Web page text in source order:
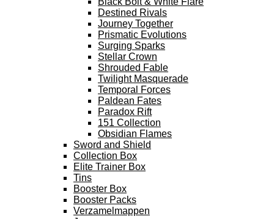
Destined Rivals
Journey Together
Prismatic Evolutions
Surging Sparks
Stellar Crown
Shrouded Fable
Twilight Masquerade
Temporal Forces
Paldean Fates
Paradox Rift
151 Collection
Obsidian Flames
Sword and Shield
Collection Box
Elite Trainer Box
Tins
Booster Box
Booster Packs
Verzamelmappen